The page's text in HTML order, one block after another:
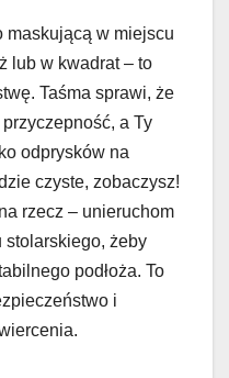
maskującą w miejscu
lub w kwadrat – to
Taśma sprawi, że
a Ty
odprysków na
czyste, zobaczysz!
rzecz – unieruchom
stolarskiego, żeby
podłoża. To
i